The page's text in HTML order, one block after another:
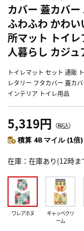
カバー 蓋カバ
ふわふわ かわ
所マット トイ
人暮らし カジ
トイレマット セット 通販
レタリー フタカバー 蓋カ
インテリア トイレ用品
5,319円 （税込）
積算 48 マイル (1倍)
在庫 在庫あり(12時ま
ワレアホヌ
ギャッベクリ
ーム